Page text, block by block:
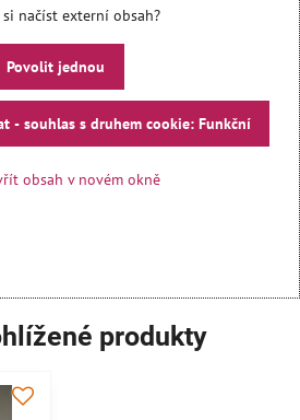
si načíst externí obsah?
Povolit jednou
- souhlas s druhem cookie: Funkční
obsah v novém okně
produkty